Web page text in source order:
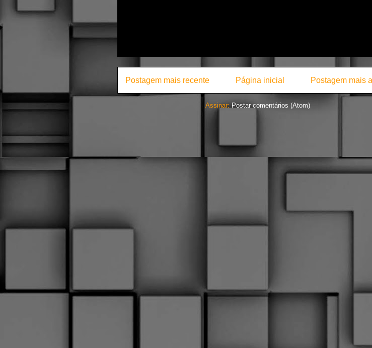
Postagem mais recente Postagem mais
Página inicial
Assinar: Postar comentários (Atom)